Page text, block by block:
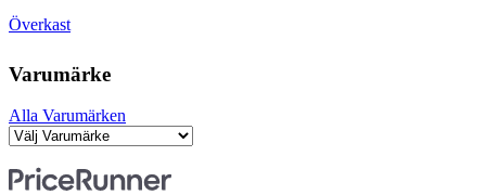
Överkast
Varumärke
Alla Varumärken